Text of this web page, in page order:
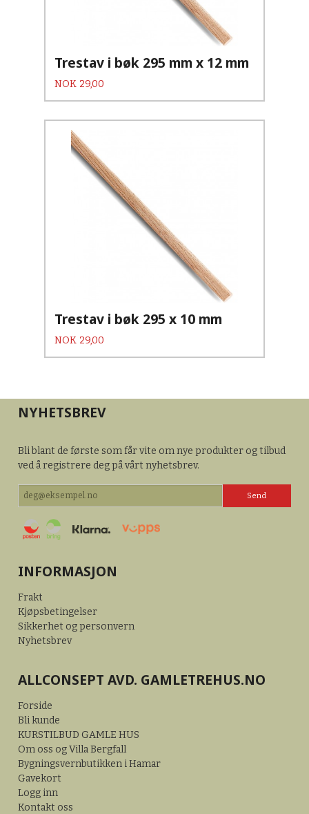
Trestav i bøk 295 mm x 12 mm
Pris
NOK 29,00
Trestav i bøk 295 x 10 mm
Pris
NOK 29,00
NYHETSBREV
Bli blant de første som får vite om nye produkter og tilbud
ved å registrere deg på vårt nyhetsbrev.
INFORMASJON
Frakt
Kjøpsbetingelser
Sikkerhet og personvern
Nyhetsbrev
ALLCONSEPT AVD. GAMLETREHUS.NO
Forside
Bli kunde
KURSTILBUD GAMLE HUS
Om oss og Villa Bergfall
Bygningsvernbutikken i Hamar
Gavekort
Logg inn
Kontakt oss